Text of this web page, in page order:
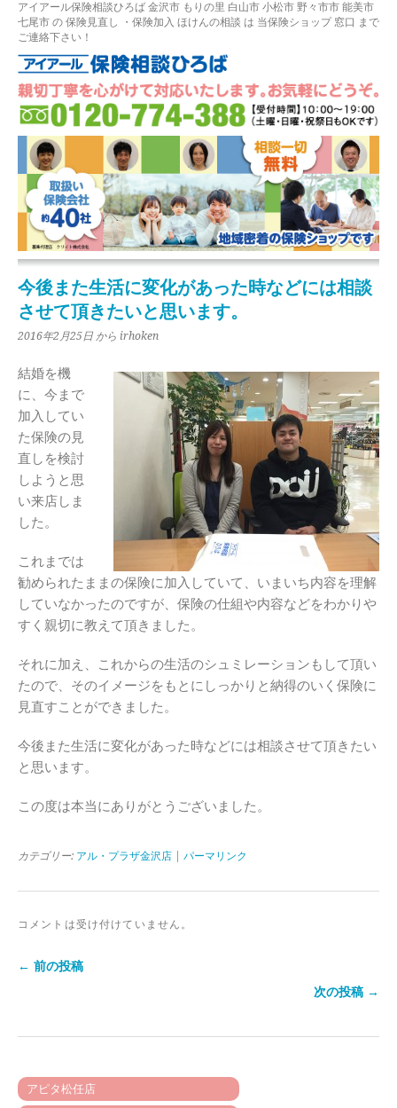
アイアール保険相談ひろば 金沢市 もりの里 白山市 小松市 野々市市 能美市
七尾市 の 保険見直し ・保険加入 ほけんの相談 は 当保険ショップ 窓口 まで
ご連絡下さい！
今後また生活に変化があった時などには相談
させて頂きたいと思います。
2016年2月25日 から irhoken
結婚を機
に、今まで
加入してい
た保険の見
直しを検討
しようと思
い来店しま
した。
これまでは
勧められたままの保険に加入していて、いまいち内容を理解
していなかったのですが、保険の仕組や内容などをわかりや
すく親切に教えて頂きました。
それに加え、これからの生活のシュミレーションもして頂い
たので、そのイメージをもとにしっかりと納得のいく保険に
見直すことができました。
今後また生活に変化があった時などには相談させて頂きたい
と思います。
この度は本当にありがとうございました。
カテゴリー: アル・プラザ金沢店 パーマリンク
コメントは受け付けていません。
← 前の投稿
次の投稿 →
アピタ松任店